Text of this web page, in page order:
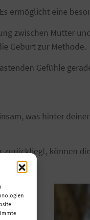
ermöglicht eine
zwischen Mutter
Geburt zur Methode.
Gefühle
was hinter
zurückliegt, können
ist,